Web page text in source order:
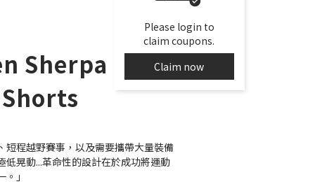
Please login to
claim coupons.
Claim now
Sherpa
短程越野賽事，以及需要攜帶大量裝備
低晃動...革命性的設計在於成功將運動
」